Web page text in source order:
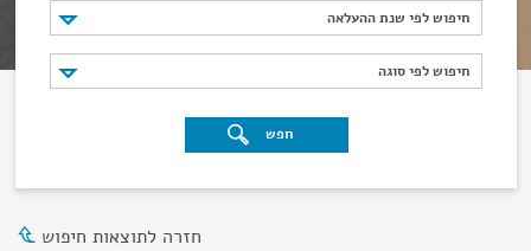
חיפוש לפי שנת ההעלאה
חיפוש לפי שנת ההעלאה
חיפוש לפי סוגה
חיפוש לפי סוגה
חפש
חזרה לתוצאות חיפוש